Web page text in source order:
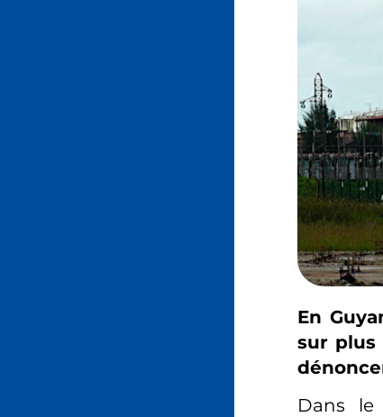
En
sur plus
Dans le